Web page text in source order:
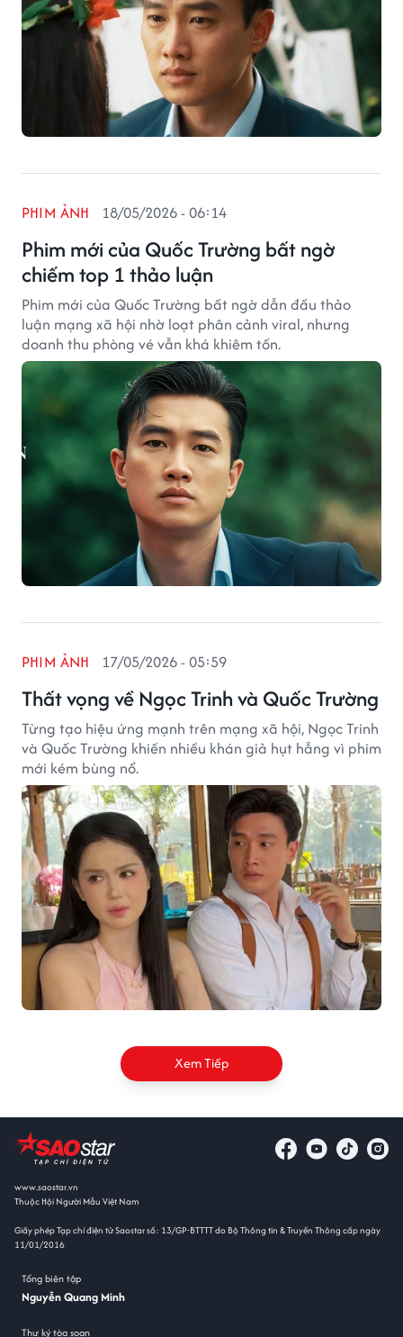
Phim mới của Quốc Trường bất ngờ
chiếm top 1 thảo luận
PHIM ẢNH 18/05/2026 - 06:14
Phim mới của Quốc Trường bất ngờ dẫn đầu thảo
luận mạng xã hội nhờ loạt phân cảnh viral, nhưng
doanh thu phòng vé vẫn khá khiêm tốn.
Thất vọng về Ngọc Trinh và Quốc Trường
PHIM ẢNH 17/05/2026 - 05:59
Từng tạo hiệu ứng mạnh trên mạng xã hội, Ngọc Trinh
và Quốc Trường khiến nhiều khán giả hụt hẫng vì phim
mới kém bùng nổ.
Xem Tiếp
www.saostar.vn
Thuộc Hội Người Mẫu Việt Nam
Giấy phép Tạp chí điện tử Saostar số: 13/GP-BTTTT do Bộ Thông tin & Truyền Thông cấp ngày
11/01/2016
Tổng biên tập
Nguyễn Quang Minh
Thư ký tòa soạn